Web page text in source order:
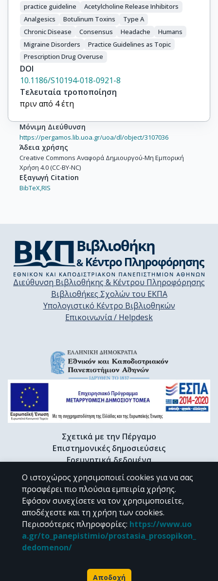
practice guideline
Acetylcholine Release Inhibitors
Analgesics
Botulinum Toxins
Type A
Chronic Disease
Consensus Headache
Humans
Migraine Disorders
Practice Guidelines as Topic
Prescription Drug Overuse
DOI
10.1186/S10194-018-0921-8
Τελευταία τροποποίηση
πριν από 4 έτη
Μόνιμη Διεύθυνση
https://pergamos.lib.uoa.gr/uoa/dl/object/3107036
Άδεια χρήσης
Creative Commons Αναφορά Δημιουργού-Μη Εμπορική
Χρήση 4.0 (CC-BY-NC)
Εξαγωγή Citation
BibTeX,RIS
Διεύθυνση Βιβλιοθήκης & Κέντρου Πληροφόρησης
Βιβλιοθήκες Σχολών του ΕΚΠΑ
Υπολογιστικό Κέντρο Βιβλιοθηκών
Επικοινωνία / Helpdesk
Σχετικά με την Πέργαμο
Επιστημονικές δημοσιεύσεις
Ερευνητικά δεδομένα
Διδακτορικές διατριβές & Γκρίζα βιβλιογραφία
Προφίλ Ερευνητή
CC BY-NC 4.0
Εκτός αν αναφέρεται διαφορετικά, το υλικό της "Περγάμου" διατίθεται
Powered by
Ο ιστοχώρος χρησιμοποιεί cookies για να σας
προσφέρει πιο πλούσια εμπειρία χρήσης.
Εφόσον συνεχίσετε να τον χρησιμοποιείτε,
αποδέχεστε και τη χρήση των cookies.
Περισσότερες πληροφορίες: https://www.uo
a.gr/to_panepistimio/prostasia_prosopikon_
dedomenon/
Αποδοχή